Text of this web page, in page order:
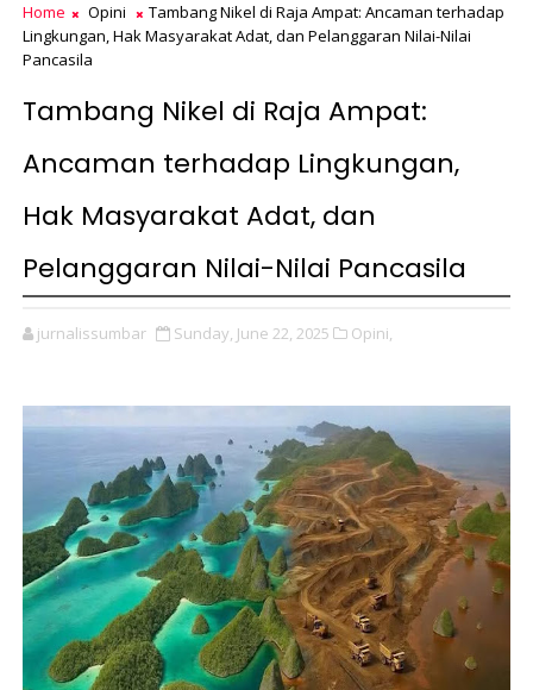
Home Opini
Tambang Nikel di Raja Ampat: Ancaman terhadap
Lingkungan, Hak Masyarakat Adat, dan Pelanggaran Nilai-Nilai
Pancasila
Tambang Nikel di Raja Ampat:
Ancaman terhadap Lingkungan,
Hak Masyarakat Adat, dan
Pelanggaran Nilai-Nilai Pancasila
jurnalissumbar Sunday, June 22, 2025 Opini,